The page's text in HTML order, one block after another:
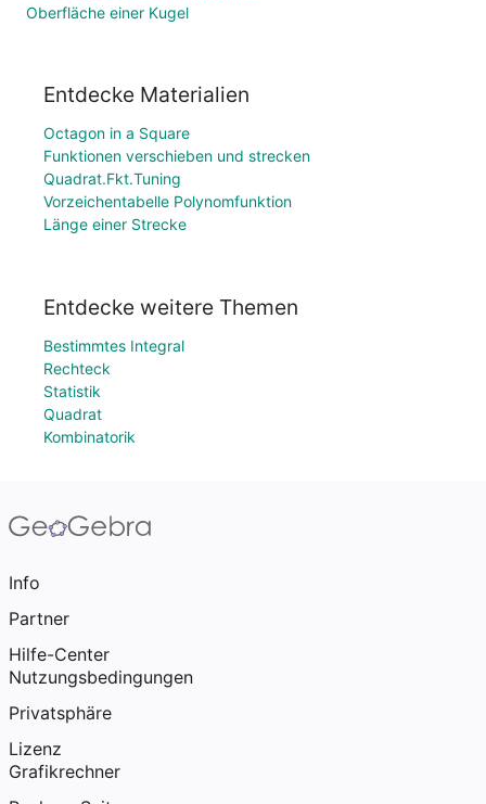
Oberfläche einer Kugel
Entdecke Materialien
Octagon in a Square
Funktionen verschieben und strecken
Quadrat.Fkt.Tuning
Vorzeichentabelle Polynomfunktion
Länge einer Strecke
Entdecke weitere Themen
Bestimmtes Integral
Rechteck
Statistik
Quadrat
Kombinatorik
Info
Partner
Hilfe-Center
Nutzungsbedingungen
Privatsphäre
Lizenz
Grafikrechner